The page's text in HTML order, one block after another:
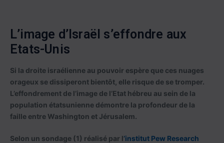
L’image d’Israël s’effondre aux
Etats-Unis
Si la droite israélienne au pouvoir espère que ces nuages
orageux se dissiperont bientôt, elle risque de se tromper.
L’effondrement de l’image de l’Etat hébreu au sein de la
population étatsunienne démontre la profondeur de la
faille entre Washington et Jérusalem.
Selon un sondage (1) réalisé par l’institut Pew Research